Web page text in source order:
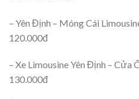
– Yên Định – Móng Cái
120.000đ
– Xe Limousine Yên Định – Cửa
130.000đ